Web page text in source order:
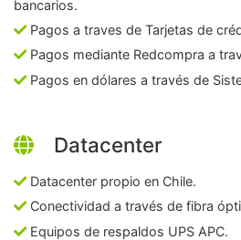
bancarios.
Pagos a traves de Tarjetas de
Pagos mediante Redcompra a
Pagos en dólares a través de
Datacenter
Datacenter propio en Chile.
Conectividad a través de fibra
Equipos de respaldos UPS APC.